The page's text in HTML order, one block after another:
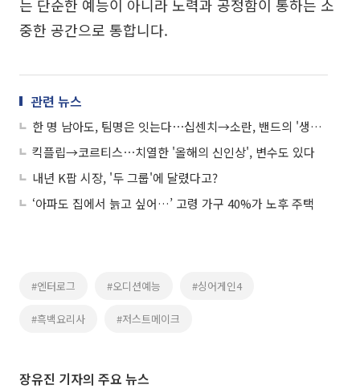
는 단순한 예능이 아니라 노력과 공정함이 통하는 소
중한 공간으로 통합니다.
관련 뉴스
한 명 남아도, 팀명은 잇는다⋯십센치→소란, 밴드의 '생존법'
킥플립→코르티스⋯치열한 '올해의 신인상', 변수도 있다
내년 K팝 시장, '두 그룹'에 달렸다고?
‘아파도 집에서 늙고 싶어…’ 고령 가구 40%가 노후 주택
#엔터로그 #오디션예능 #싱어게인4
#흑백요리사 #저스트메이크
장유진 기자의 주요 뉴스